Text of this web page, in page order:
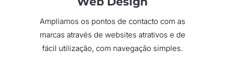
Ampliamos os pontos de contacto com as
marcas através de websites atrativos e de
fácil utilização, com navegação simples.